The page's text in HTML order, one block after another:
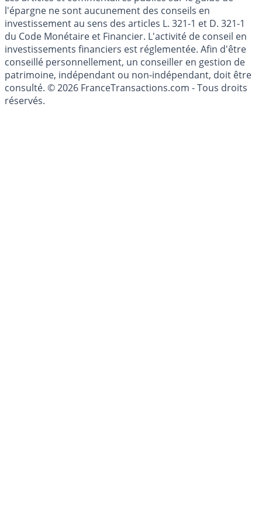
Les articles et commentaires publiés sur le guide de
l'épargne ne sont aucunement des conseils en
investissement au sens des articles L. 321-1 et D. 321-1
du Code Monétaire et Financier. L'activité de conseil en
investissements financiers est réglementée. Afin d'être
conseillé personnellement, un conseiller en gestion de
patrimoine, indépendant ou non-indépendant, doit être
consulté. © 2026 FranceTransactions.com - Tous droits